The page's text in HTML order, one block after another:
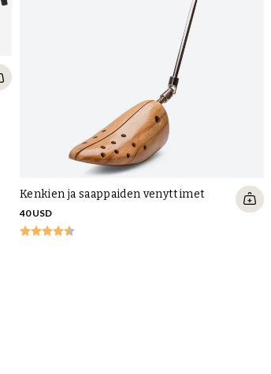
Kenkien ja saappaiden venyttimet
40 USD